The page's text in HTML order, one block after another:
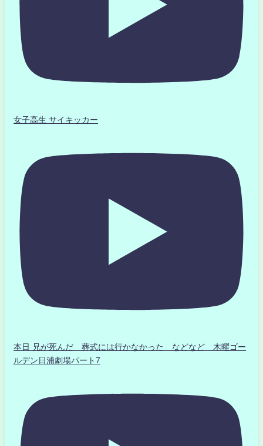
女子高生 サイキッカー
本日 兄が死んだ 葬式には行かなかった などなど 木曜ゴー
ルデン日浦劇場パート7